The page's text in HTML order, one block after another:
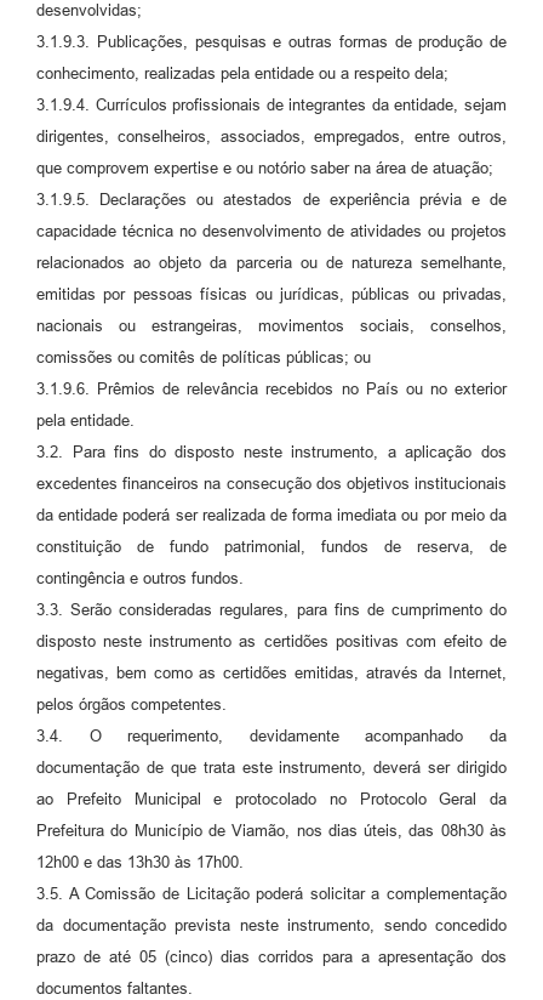
desenvolvidas;
3.1.9.3. Publicações, pesquisas e outras formas de produção de
conhecimento, realizadas pela entidade ou a respeito dela;
3.1.9.4. Currículos profissionais de integrantes da entidade, sejam
dirigentes, conselheiros, associados, empregados, entre outros,
que comprovem expertise e ou notório saber na área de atuação;
3.1.9.5. Declarações ou atestados de experiência prévia e de
capacidade técnica no desenvolvimento de atividades ou projetos
relacionados ao objeto da parceria ou de natureza semelhante,
emitidas por pessoas físicas ou jurídicas, públicas ou privadas,
nacionais ou estrangeiras, movimentos sociais, conselhos,
comissões ou comitês de políticas públicas; ou
3.1.9.6. Prêmios de relevância recebidos no País ou no exterior
pela entidade.
3.2. Para fins do disposto neste instrumento, a aplicação dos
excedentes financeiros na consecução dos objetivos institucionais
da entidade poderá ser realizada de forma imediata ou por meio da
constituição de fundo patrimonial, fundos de reserva, de
contingência e outros fundos.
3.3. Serão consideradas regulares, para fins de cumprimento do
disposto neste instrumento as certidões positivas com efeito de
negativas, bem como as certidões emitidas, através da Internet,
pelos órgãos competentes.
3.4. O requerimento, devidamente acompanhado da
documentação de que trata este instrumento, deverá ser dirigido
ao Prefeito Municipal e protocolado no Protocolo Geral da
Prefeitura do Município de Viamão, nos dias úteis, das 08h30 às
12h00 e das 13h30 às 17h00.
3.5. A Comissão de Licitação poderá solicitar a complementação
da documentação prevista neste instrumento, sendo concedido
prazo de até 05 (cinco) dias corridos para a apresentação dos
documentos faltantes.